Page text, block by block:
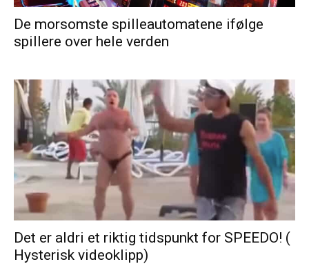
De morsomste spilleautomatene ifølge
spillere over hele verden
Det er aldri et riktig tidspunkt for SPEEDO! (
Hysterisk videoklipp)